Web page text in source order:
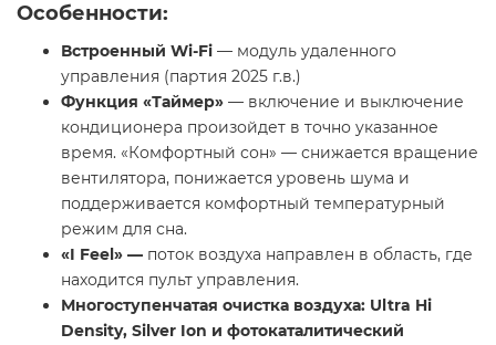
Особенности:
Встроенный Wi-Fi — модуль удаленного
управления (партия 2025 г.в.)
Функция «Таймер» — включение и выключение
кондиционера произойдет в точно указанное
время. «Комфортный сон» — снижается вращение
вентилятора, понижается уровень шума и
поддерживается комфортный температурный
режим для сна.
«I Feel» — поток воздуха направлен в область, где
находится пульт управления.
Многоступенчатая очистка воздуха: Ultra Hi
Density, Silver Ion и фотокаталитический